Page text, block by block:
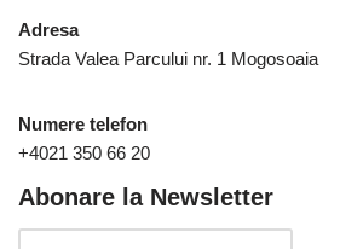
Adresa
Strada Valea Parcului nr. 1 Mogosoaia
Numere telefon
+4021 350 66 20
Abonare la Newsletter